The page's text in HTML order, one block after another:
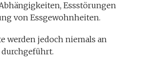
Essstörungen
von Essgewohnheiten.
werden jedoch niemals an